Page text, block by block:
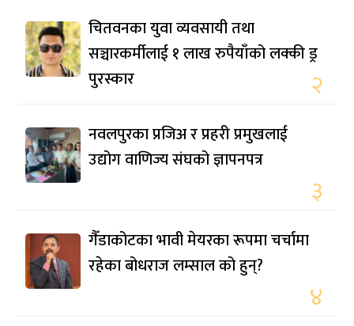
चितवनका युवा व्यवसायी तथा
सञ्चारकर्मीलाई १ लाख रुपैयाँको लक्की ड्र
पुरस्कार
२
नवलपुरका प्रजिअ र प्रहरी प्रमुखलाई
उद्योग वाणिज्य संघको ज्ञापनपत्र
३
गैँडाकोटका भावी मेयरका रूपमा चर्चामा
रहेका बोधराज लम्साल को हुन्?
४